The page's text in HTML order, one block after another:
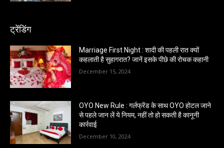
ट्रेंडिंग
Marriage First Night : शादी की पहली रात क्यों
कहलाती है सुहागरात? जानें इसके पीछे की रोचक कहानी
December 15, 2024
OYO New Rule : गर्लफ्रेंड के साथ OYO होटल जाने
से पहले जान लें ये नियम, नहीं तो हो सकती है कानूनी
कार्रवाई
December 10, 2024